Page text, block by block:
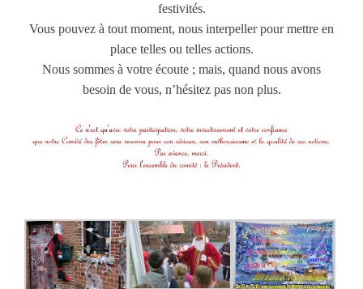
festivités.
Vous pouvez à tout moment, nous interpeller pour mettre en
place telles ou telles actions.
Nous sommes à votre écoute ; mais, quand nous avons
besoin de vous, n’hésitez pas non plus.